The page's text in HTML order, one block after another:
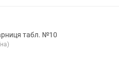
табл. №10